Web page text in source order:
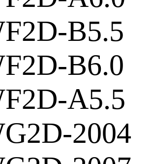
B5.5
B6.0
A5.5
2004